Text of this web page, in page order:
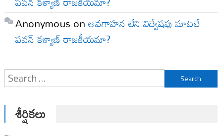
Anonymous onఅవగాహన లేని విద్వేషపు మాటలే
పవన్ కళ్యాణ్ రాజకీయమా?
Search
for:
శీర్షికలు